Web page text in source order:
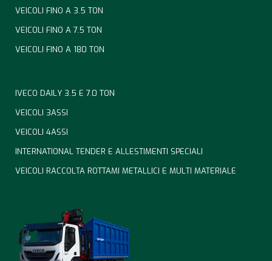
VEICOLI FINO A 3.5 TON
VEICOLI FINO A 7.5 TON
VEICOLI FINO A 180 TON
IVECO DAILY 3.5 E 7.0 TON
VEICOLI 3ASSI
VEICOLI 4ASSI
INTERNATIONAL TENDER E ALLESTIMENTI SPECIALI
VEICOLI RACCOLTA ROTTAMI METALLICI E MULTI MATERIALE